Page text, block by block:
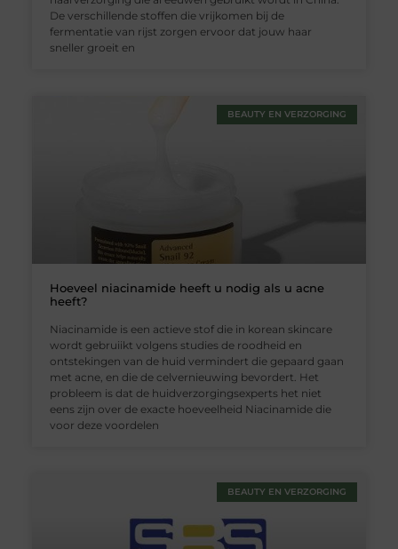
De verschillende stoffen die vrijkomen bij de
fermentatie van rijst zorgen ervoor dat jouw haar
sneller groeit en
BEAUTY EN VERZORGING
Hoeveel niacinamide heeft u nodig als u acne
heeft?
Niacinamide is een actieve stof die in korean skincare
wordt gebruiikt volgens studies de roodheid en
ontstekingen van de huid vermindert die gepaard gaan
met acne, en die de celvernieuwing bevordert. Het
probleem is dat de huidverzorgingsexperts het niet
eens zijn over de exacte hoeveelheid Niacinamide die
voor deze voordelen
BEAUTY EN VERZORGING